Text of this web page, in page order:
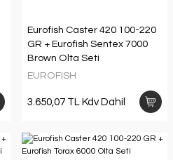
Eurofish Caster 420 100-220
GR + Eurofish Sentex 7000
Brown Olta Seti
EUROFISH
3.650,07 TL Kdv Dahil